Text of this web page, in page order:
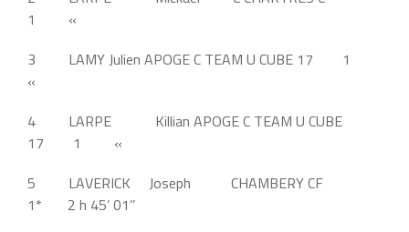
1 «
3 LAMY Julien APOGE C TEAM U CUBE 17 1
«
4 LARPE Killian APOGE C TEAM U CUBE
17 1 «
5 LAVERICK Joseph CHAMBERY CF
1* 2 h 45’ 01’’